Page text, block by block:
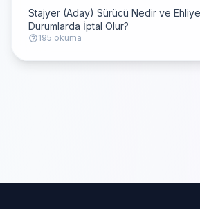
Stajyer (Aday) Sürücü Nedir ve
Durumlarda İptal Olur?
195 okuma